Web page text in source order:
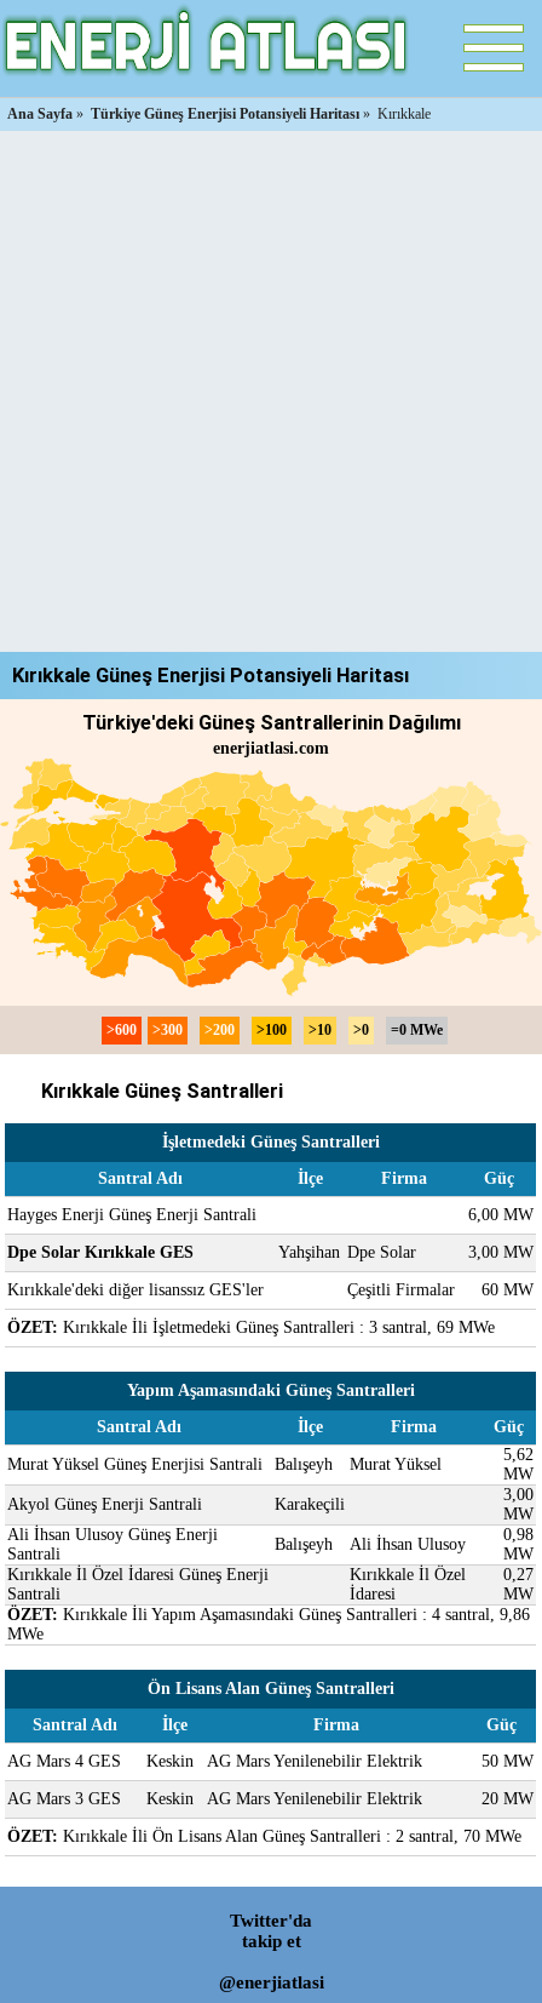
Ana Sayfa » Türkiye Güneş Enerjisi Potansiyeli Haritası » Kırıkkale
Kırıkkale Güneş Enerjisi Potansiyeli Haritası
Türkiye'deki Güneş Santrallerinin Dağılımı
enerjiatlasi.com
>600 >300 >200 >100 >10 >0 =0 MWe
Kırıkkale Güneş Santralleri
İşletmedeki Güneş Santralleri
Santral Adı
İlçe Firma
Güç
Hayges Enerji Güneş Enerji Santrali
6,00 MW
Dpe Solar Kırıkkale GES Yahşihan Dpe Solar 3,00 MW
Kırıkkale'deki diğer lisanssız GES'ler Çeşitli Firmalar 60 MW
ÖZET: Kırıkkale İli İşletmedeki Güneş Santralleri : 3 santral, 69 MWe
Yapım Aşamasındaki Güneş Santralleri
Santral Adı
İlçe Firma Güç
Murat Yüksel Güneş Enerjisi Santrali Balışeyh Murat Yüksel
5,62
MW
Akyol Güneş Enerji Santrali
Karakeçili
3,00
MW
Ali İhsan Ulusoy Güneş Enerji
Santrali
Balışeyh Ali İhsan Ulusoy
0,98
MW
Kırıkkale İl Özel İdaresi Güneş Enerji
Santrali
Kırıkkale İl Özel
İdaresi
0,27
MW
ÖZET: Kırıkkale İli Yapım Aşamasındaki Güneş Santralleri : 4 santral, 9,86
MWe
Ön Lisans Alan Güneş Santralleri
Santral Adı
İlçe Firma
Güç
AG Mars 4 GES
Keskin AG Mars Yenilenebilir Elektrik 50 MW
AG Mars 3 GES Keskin AG Mars Yenilenebilir Elektrik 20 MW
ÖZET: Kırıkkale İli Ön Lisans Alan Güneş Santralleri : 2 santral, 70 MWe
Twitter'da
takip et
@enerjiatlasi